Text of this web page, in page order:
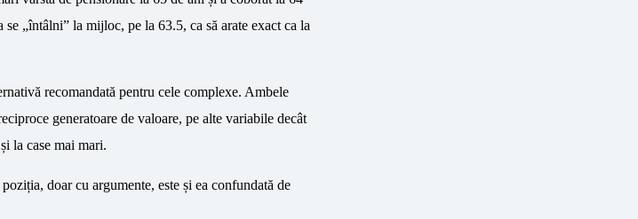
„întâlni” la mijloc, pe la 63.5, ca să arate exact ca la
recomandată pentru cele complexe. Ambele
generatoare de valoare, pe alte variabile decât
la case mai mari.
doar cu argumente, este și ea confundată de